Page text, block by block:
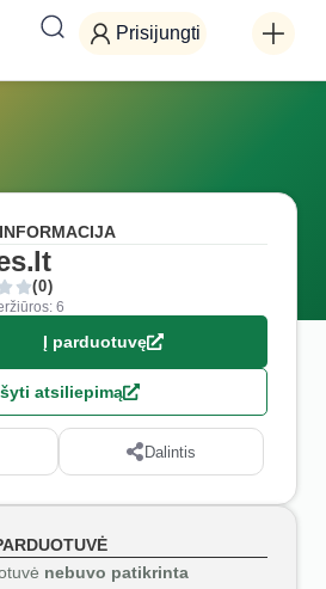
Prisijungti
(0)
6
Į parduotuvę
atsiliepimą
Dalintis
nebuvo patikrinta